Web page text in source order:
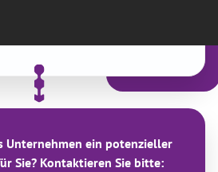
Unternehmen ein potenzieller
Sie? Kontaktieren Sie bitte: